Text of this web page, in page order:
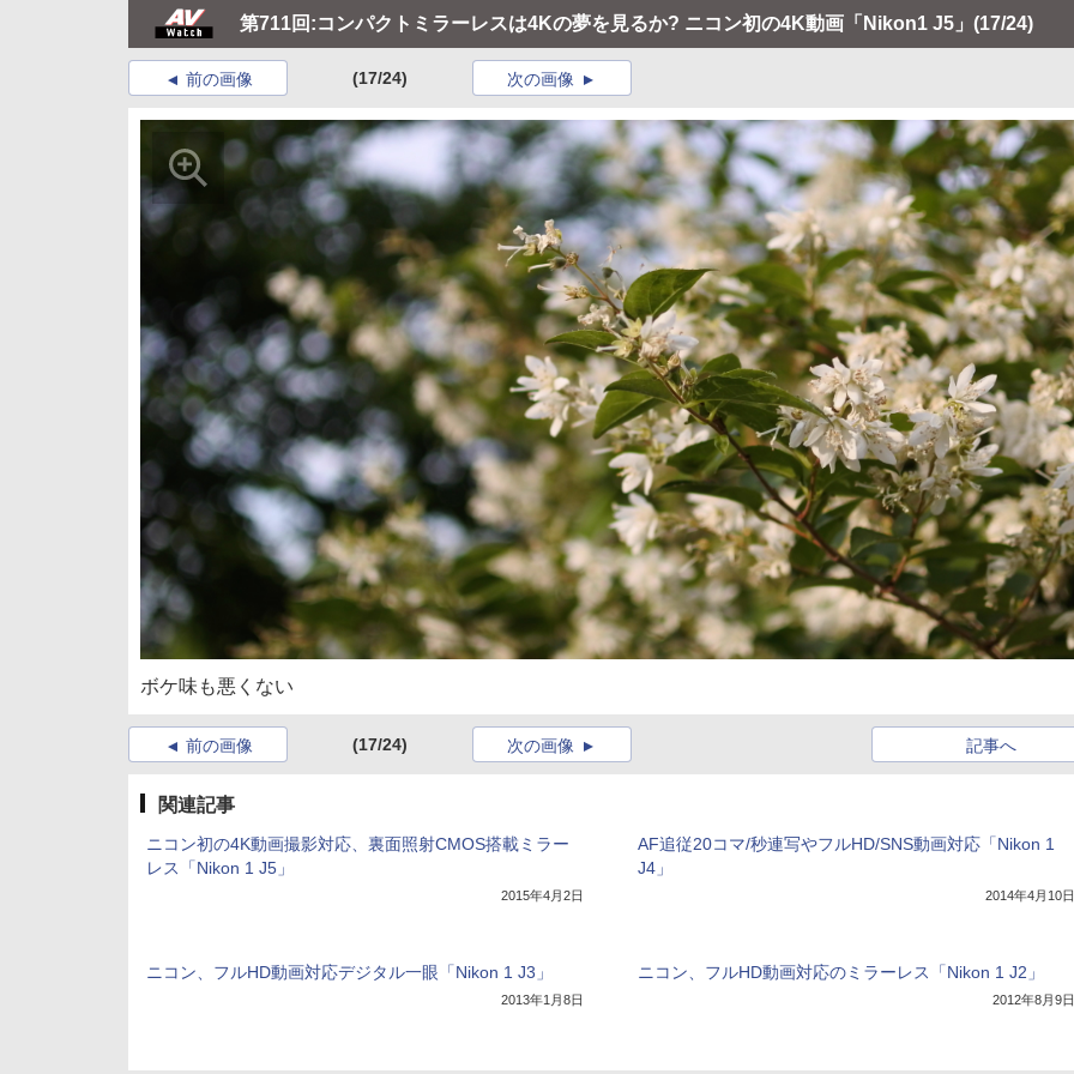
第711回:コンパクトミラーレスは4Kの夢を見るか? ニコン初の4K動画「Nikon1 J5」 (17/24)
前の画像 (17/24) 次の画像
ボケ味も悪くない
前の画像 (17/24) 記事へ
次の画像
関連記事
ニコン初の4K動画撮影対応、裏面照射CMOS搭載ミラー
レス「Nikon 1 J5」
2015年4月2日
AF追従20コマ/秒連写やフルHD/SNS動画対応「Nikon 1
J4」
2014年4月10日
ニコン、フルHD動画対応デジタル一眼「Nikon 1 J3」
2013年1月8日
ニコン、フルHD動画対応のミラーレス「Nikon 1 J2」
2012年8月9日